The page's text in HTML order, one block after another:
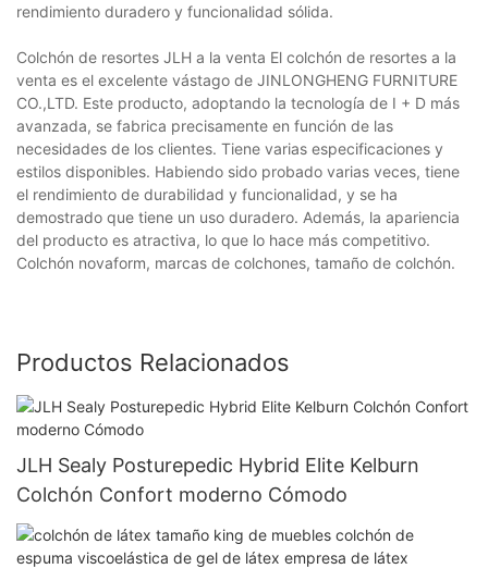
rendimiento duradero y funcionalidad sólida.
Colchón de resortes JLH a la venta El colchón de resortes a la
venta es el excelente vástago de JINLONGHENG FURNITURE
CO.,LTD. Este producto, adoptando la tecnología de I + D más
avanzada, se fabrica precisamente en función de las
necesidades de los clientes. Tiene varias especificaciones y
estilos disponibles. Habiendo sido probado varias veces, tiene
el rendimiento de durabilidad y funcionalidad, y se ha
demostrado que tiene un uso duradero. Además, la apariencia
del producto es atractiva, lo que lo hace más competitivo.
Colchón novaform, marcas de colchones, tamaño de colchón.
Productos Relacionados
JLH Sealy Posturepedic Hybrid Elite Kelburn
Colchón Confort moderno Cómodo